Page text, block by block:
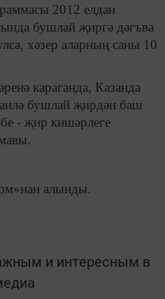
2012 елдан
бушлай җиргә дәгъва
хәзер аларның саны 10
караганда, Казанда
бушлай җирдән баш
- җир кишәрлеге
алынды.
и интересным в